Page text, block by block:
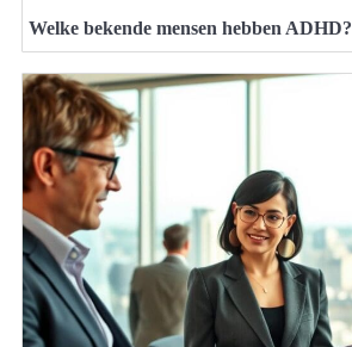
Welke bekende mensen hebben ADHD?